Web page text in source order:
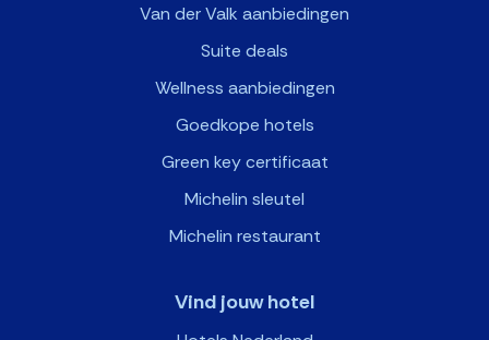
Van der Valk aanbiedingen
Suite deals
Wellness aanbiedingen
Goedkope hotels
Green key certificaat
Michelin sleutel
Michelin restaurant
Vind jouw hotel